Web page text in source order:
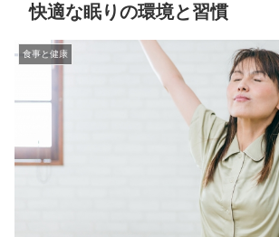
快適な眠りの環境と習慣
食事と健康